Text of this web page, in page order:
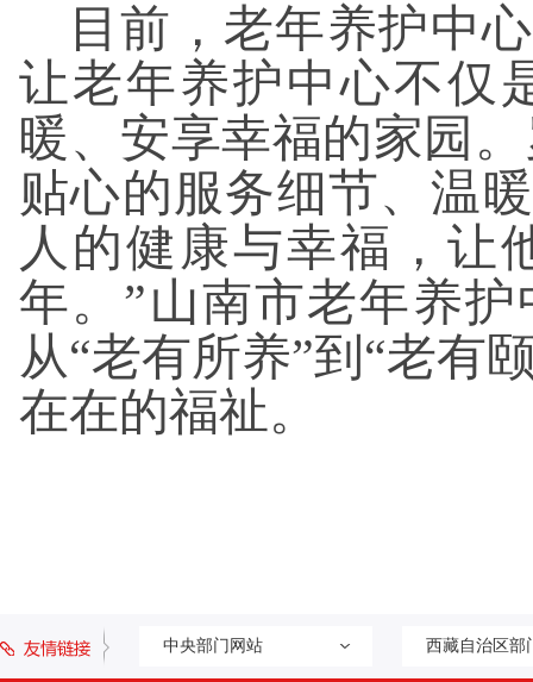
目前，老年养护中
让老年养护中心不仅
暖、安享幸福的家园
贴心的服务细节、温
人的健康与幸福，让
年。”山南市老年养
从“老有所养”到“老有
在在的福祉。
中央部门网站 西藏自治区部